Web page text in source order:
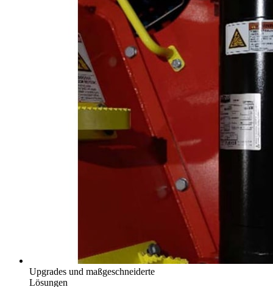
Upgrades und maßgeschneiderte
Lösungen